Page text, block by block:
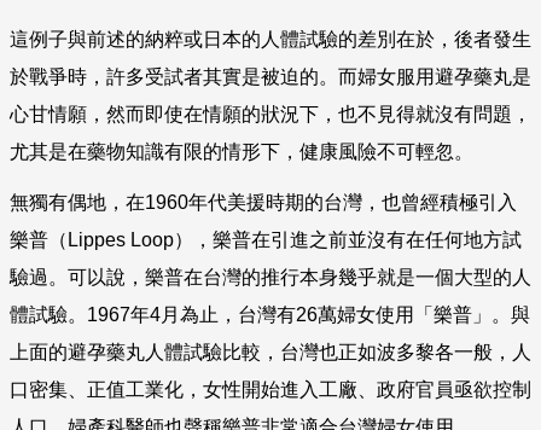
這例子與前述的納粹或日本的人體試驗的差別在於，後者發生
於戰爭時，許多受試者其實是被迫的。而婦女服用避孕藥丸是
心甘情願，然而即使在情願的狀況下，也不見得就沒有問題，
尤其是在藥物知識有限的情形下，健康風險不可輕忽。
無獨有偶地，在1960年代美援時期的台灣，也曾經積極引入
樂普（ Lippes Loop），樂普在引進之前並沒有在任何地方試
驗過。可以說，樂普在台灣的推行本身幾乎就是一個大型的人
體試驗。 1967年4月為止，台灣有26萬婦女使用「樂普」。與
上面的避孕藥丸人體試驗比較，台灣也正如波多黎各一般，人
口密集、正值工業化，女性開始進入工廠、政府官員亟欲控制